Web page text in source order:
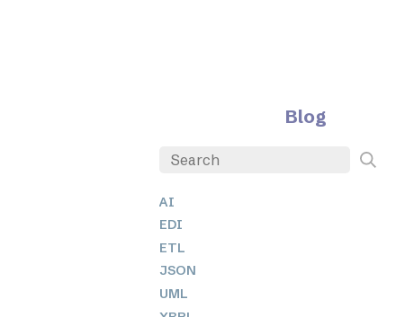
Blog
AI
EDI
ETL
JSON
UML